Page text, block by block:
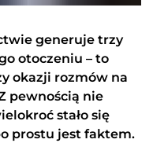
generuje trzy
otoczeniu – to
okazji rozmów na
pewnością nie
stało się
prostu jest faktem.